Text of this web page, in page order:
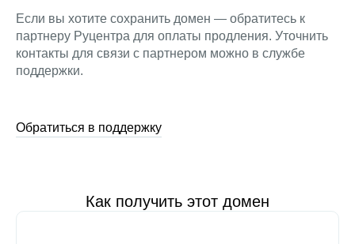
Если вы хотите сохранить домен — обратитесь к
партнеру Руцентра для оплаты продления. Уточнить
контакты для связи с партнером можно в службе
поддержки.
Обратиться в поддержку
Как получить этот домен